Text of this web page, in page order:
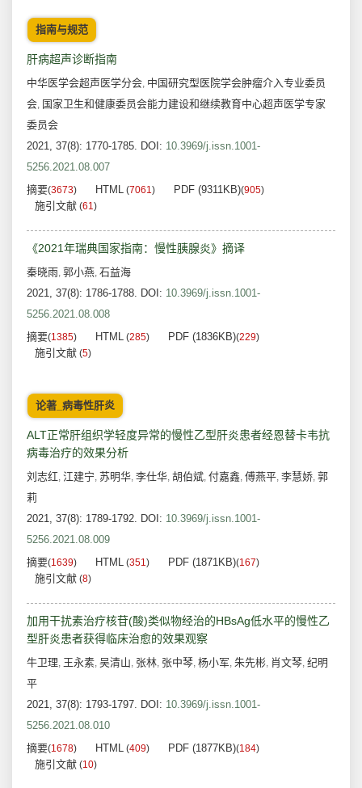
指南与规范
肝病超声诊断指南
中华医学会超声医学分会, 中国研究型医院学会肿瘤介入专业委员
会, 国家卫生和健康委员会能力建设和继续教育中心超声医学专家
委员会
2021, 37(8): 1770-1785. DOI: 10.3969/j.issn.1001-
5256.2021.08.007
摘要(3673) HTML (7061) PDF (9311KB)(905)
施引文献 (61)
《2021年瑞典国家指南：慢性胰腺炎》摘译
秦晓雨, 郭小燕, 石益海
2021, 37(8): 1786-1788. DOI: 10.3969/j.issn.1001-
5256.2021.08.008
摘要(1385) HTML (285) PDF (1836KB)(229)
施引文献 (5)
论著_病毒性肝炎
ALT正常肝组织学轻度异常的慢性乙型肝炎患者经恩替卡韦抗
病毒治疗的效果分析
刘志红, 江建宁, 苏明华, 李仕华, 胡伯斌, 付嘉鑫, 傅燕平, 李慧娇, 郭
莉
2021, 37(8): 1789-1792. DOI: 10.3969/j.issn.1001-
5256.2021.08.009
摘要(1639) HTML (351) PDF (1871KB)(167)
施引文献 (8)
加用干扰素治疗核苷(酸)类似物经治的HBsAg低水平的慢性乙
型肝炎患者获得临床治愈的效果观察
牛卫理, 王永素, 吴清山, 张林, 张中琴, 杨小军, 朱先彬, 肖文琴, 纪明
平
2021, 37(8): 1793-1797. DOI: 10.3969/j.issn.1001-
5256.2021.08.010
摘要(1678) HTML (409) PDF (1877KB)(184)
施引文献 (10)